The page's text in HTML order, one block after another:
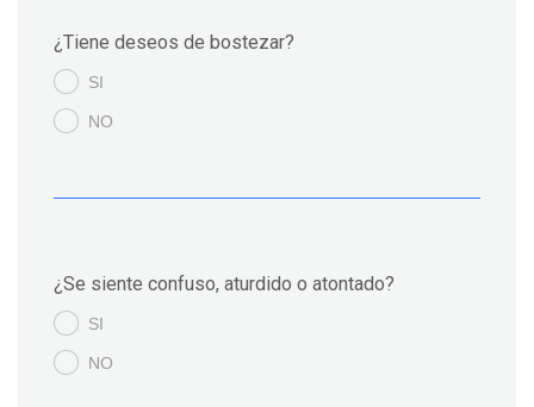
¿Tiene deseos de bostezar?
SI
NO
¿Se siente confuso, aturdido o atontado?
SI
NO